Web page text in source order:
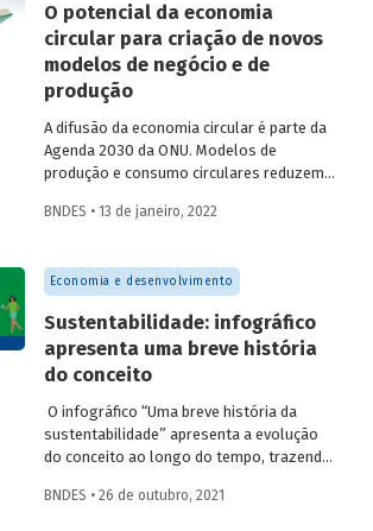
desdobramentos no primeiro semestre
de 2024. O documento apresenta
iniciativas operacionais e não
operacionais realizadas pelo BNDES, bem
indicadores de efetividade da política.
O potencial da economia
circular para criação de novos
modelos de negócio e de
produção
A difusão da economia circular é parte da
Agenda 2030 da ONU. Modelos de
produção e consumo circulares reduzem
naturais não renováveis, auxiliando ainda
da produção de resíduos. Confira um
resumo do estudo produzido por
analistas do BNDES, que é parte de
publicação sobre economia circular a ser
lançada em fevereiro.
BNDES • 13 de janeiro, 2022
Economia e desenvolvimento
Sustentabilidade: infográfico
apresenta uma breve história
do conceito
O infográfico “Uma breve história da
sustentabilidade” apresenta a evolução
do conceito ao longo do tempo, trazendo
no esforço global em prol do
BNDES • 26 de outubro, 2021